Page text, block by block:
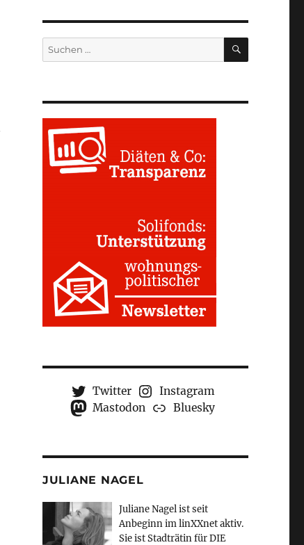
Suchen
nach:
SUCHEN
Twitter
Instagram
Mastodon
Bluesky
JULIANE NAGEL
Juliane Nagel ist seit
Anbeginnim linXXnet aktiv.
Sie ist Stadträtin für DIE